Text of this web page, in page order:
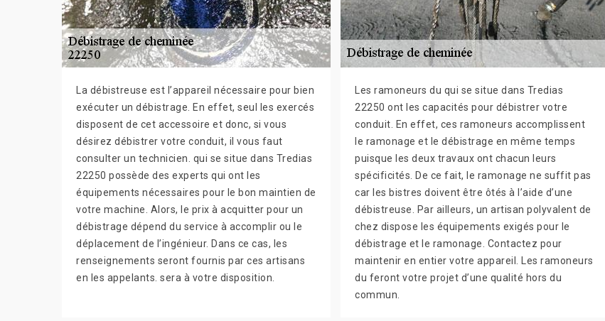
La débistreuse est l’appareil nécessaire pour bien
exécuter un débistrage. En effet, seul les exercés
disposent de cet accessoire et donc, si vous
désirez débistrer votre conduit, il vous faut
consulter un technicien. qui se situe dans Tredias
22250 possède des experts qui ont les
équipements nécessaires pour le bon maintien de
votre machine. Alors, le prix à acquitter pour un
débistrage dépend du service à accomplir ou le
déplacement de l’ingénieur. Dans ce cas, les
renseignements seront fournis par ces artisans
en les appelants. sera à votre disposition.
Les ramoneurs du qui se situe dans Tredias
22250 ont les capacités pour débistrer votre
conduit. En effet, ces ramoneurs accomplissent
le ramonage et le débistrage en même temps
puisque les deux travaux ont chacun leurs
spécificités. De ce fait, le ramonage ne suffit pas
car les bistres doivent être ôtés à l’aide d’une
débistreuse. Par ailleurs, un artisan polyvalent de
chez dispose les équipements exigés pour le
débistrage et le ramonage. Contactez pour
maintenir en entier votre appareil. Les ramoneurs
du feront votre projet d’une qualité hors du
commun.